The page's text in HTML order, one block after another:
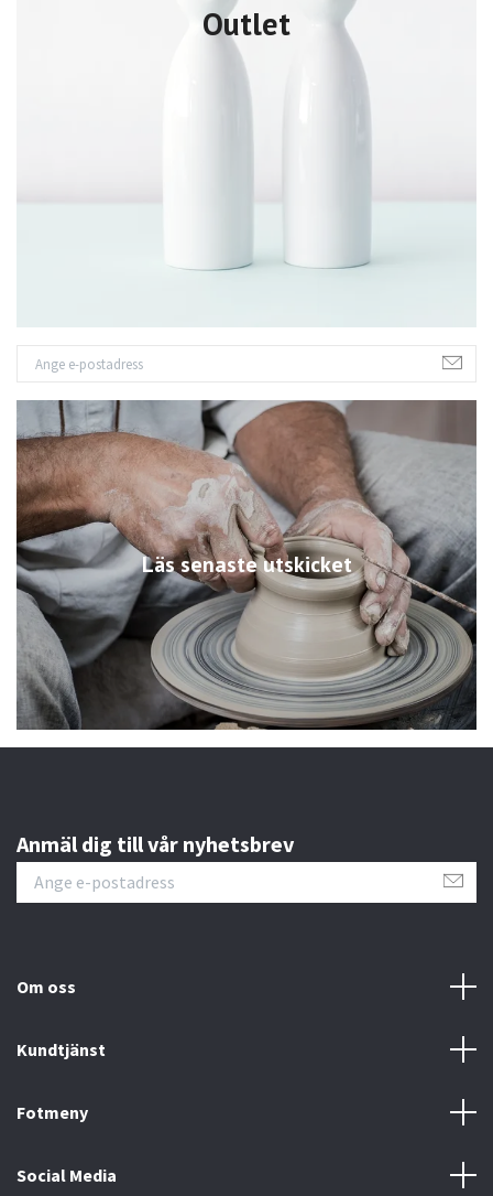
Outlet
Läs senaste utskicket
Anmäl dig till vår nyhetsbrev
Om oss
Kundtjänst
Fotmeny
Social Media